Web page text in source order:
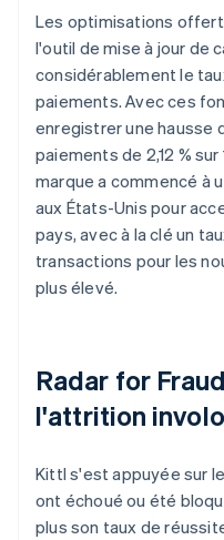
Les optimisations
l'outil de mise à jour de
considérablement le
paiements. Avec ces
enregistrer une hausse
paiements de 2,12 %
marque a commencé à
aux États-Unis pour
pays, avec à la clé un
transactions pour les
plus élevé.
Radar for
l'attrition
Kittl s'est appuyée sur
ont échoué ou été
plus son taux de